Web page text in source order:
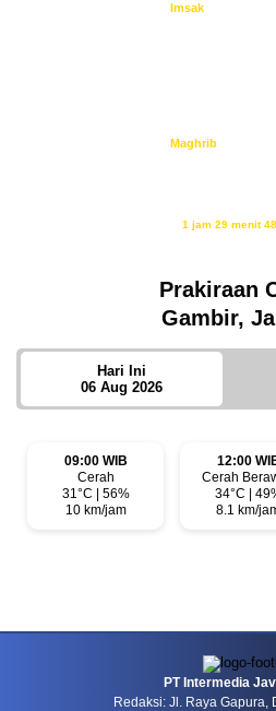
Imsak
Maghrib
1 jam 29 menit
Prakiraan
Gambir,
Hari Ini
06 Aug 2026
09:00 WIB
Cerah
31°C | 56%
10 km/jam
12:00
Cerah
34°C |
8.1 km/
PT Intermedia
Redaksi: Jl. Raya Gapura,